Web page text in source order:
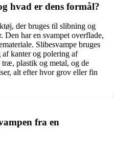
hvad er dens formål?
der bruges til slibning og
Den har en svampet overflade,
Slibesvampe bruges
kanter og polering af
plastik og metal, og de
alt efter hvor grov eller fin
fra en